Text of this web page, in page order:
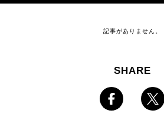
記事がありません。
SHARE